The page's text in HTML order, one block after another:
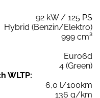
92 kW / 125 PS
Hybrid (Benzin/Elektro)
999 cm³
Euro6d
4 (Green)
WLTP:
6,0 l/100km
136 g/km